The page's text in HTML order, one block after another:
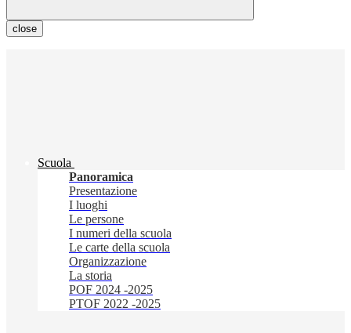
close
Scuola
Panoramica
Presentazione
I luoghi
Le persone
I numeri della scuola
Le carte della scuola
Organizzazione
La storia
POF 2024 -2025
PTOF 2022 -2025